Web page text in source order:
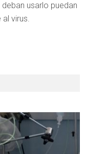
usarlo puedan
virus.